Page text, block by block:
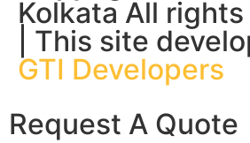
Kolkata All
| This site
GTI Developers
Request A Quote